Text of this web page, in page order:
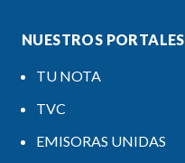
NUESTROS PORTALES
TU NOTA
TVC
EMISORAS UNIDAS